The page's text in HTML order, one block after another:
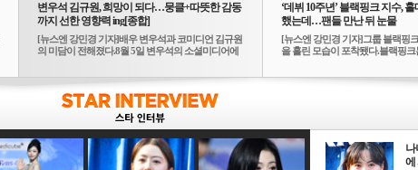
변우석 김규원, 희망이 되다…뭉클+따뜻한 감동
까지 선한 영향력 ing[종합]
[뉴스엔 강민경 기자]배우 변우석과 코미디언 김규원
의 미담이 전해졌다.8월 5일 변우석의 소셜미디어에
‘데뷔 10주년’ 블랙핑크 지수,
했는데…팬들 만난 뒤 눈물
[뉴스엔 강민경 기자]그룹 블랙핑
을 흘린 모습이 포착됐다.블랙핑크
나
에